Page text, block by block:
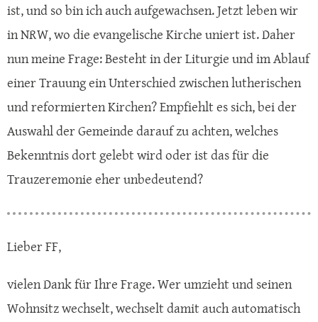
ist, und so bin ich auch aufgewachsen. Jetzt leben wir
in NRW, wo die evangelische Kirche uniert ist. Daher
nun meine Frage: Besteht in der Liturgie und im Ablauf
einer Trauung ein Unterschied zwischen lutherischen
und reformierten Kirchen? Empfiehlt es sich, bei der
Auswahl der Gemeinde darauf zu achten, welches
Bekenntnis dort gelebt wird oder ist das für die
Trauzeremonie eher unbedeutend?
Lieber FF,
vielen Dank für Ihre Frage. Wer umzieht und seinen
Wohnsitz wechselt, wechselt damit auch automatisch